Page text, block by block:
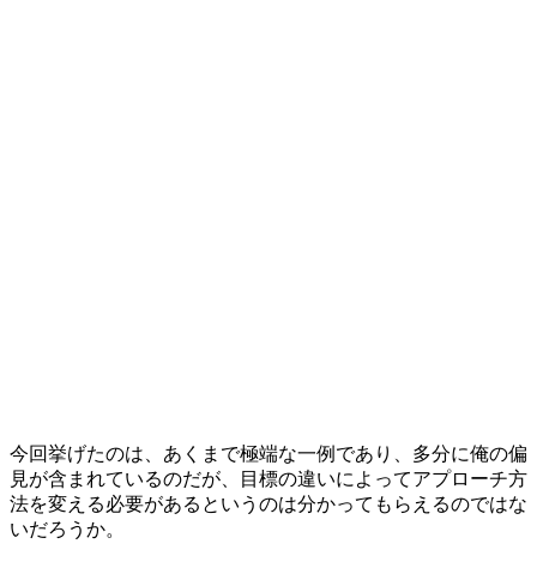
今回挙げたのは、あくまで極端な一例であり、多分に俺の偏
見が含まれているのだが、目標の違いによってアプローチ方
法を変える必要があるというのは分かってもらえるのではな
いだろうか。